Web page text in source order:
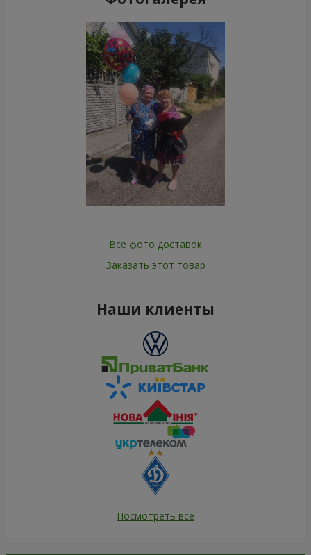
Все фото доставок
Заказать этот товар
Наши клиенты
Посмотреть все